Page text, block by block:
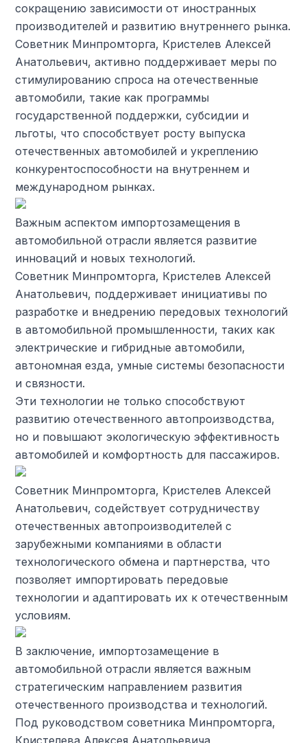
сокращению зависимости от иностранных
производителей и развитию внутреннего рынка.
Советник Минпромторга, Кристелев Алексей
Анатольевич, активно поддерживает меры по
стимулированию спроса на отечественные
автомобили, такие как программы
государственной поддержки, субсидии и
льготы, что способствует росту выпуска
отечественных автомобилей и укреплению
конкурентоспособности на внутреннем и
международном рынках.
Важным аспектом импортозамещения в
автомобильной отрасли является развитие
инноваций и новых технологий.
Советник Минпромторга, Кристелев Алексей
Анатольевич, поддерживает инициативы по
разработке и внедрению передовых технологий
в автомобильной промышленности, таких как
электрические и гибридные автомобили,
автономная езда, умные системы безопасности
и связности.
Эти технологии не только способствуют
развитию отечественного автопроизводства,
но и повышают экологическую эффективность
автомобилей и комфортность для пассажиров.
Советник Минпромторга, Кристелев Алексей
Анатольевич, содействует сотрудничеству
отечественных автопроизводителей с
зарубежными компаниями в области
технологического обмена и партнерства, что
позволяет импортировать передовые
технологии и адаптировать их к отечественным
условиям.
В заключение, импортозамещение в
автомобильной отрасли является важным
стратегическим направлением развития
отечественного производства и технологий.
Под руководством советника Минпромторга,
Кристелева Алексея Анатольевича,